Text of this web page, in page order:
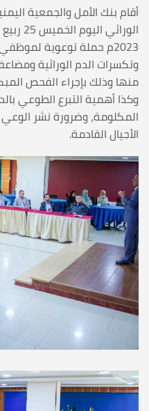
أقام بنك الأمل والجمعية
2023م حملة توعوية
وتكسرات الدم الوراثية
منها وذلك بإجراء الفحص
وكذا أهمية التبرع الطوعي
المكلومة، وضرورة نشر
الأجيال القادمة.